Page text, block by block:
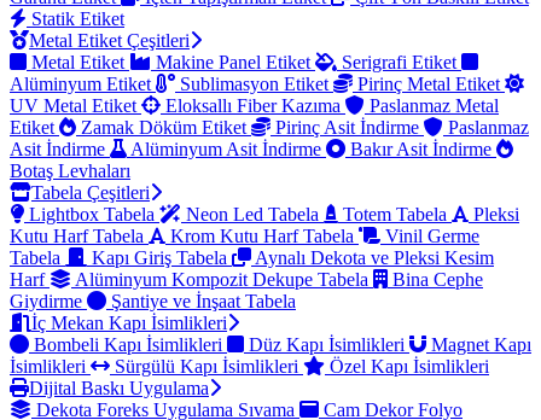
Statik Etiket
Metal Etiket Çeşitleri
Metal Etiket
Makine Panel Etiket
Serigrafi Etiket
Alüminyum Etiket
Sublimasyon Etiket
Pirinç Metal Etiket
UV Metal Etiket
Eloksallı Fiber Kazıma
Paslanmaz Metal
Etiket
Zamak Döküm Etiket Pirinç Asit İndirme
Paslanmaz
Asit İndirme
Alüminyum Asit İndirme
Bakır Asit İndirme
Botaş Levhaları
Tabela Çeşitleri
Lightbox Tabela
Neon Led Tabela Totem Tabela
Pleksi
Kutu Harf Tabela
Krom Kutu Harf Tabela
Vinil Germe
Tabela
Kapı Giriş Tabela
Aynalı Dekota ve Pleksi Kesim
Harf
Alüminyum Kompozit Dekupe Tabela
Bina Cephe
Giydirme
Şantiye ve İnşaat Tabela
İç Mekan Kapı İsimlikleri
Bombeli Kapı İsimlikleri
Düz Kapı İsimlikleri
Magnet Kapı
İsimlikleri
Sürgülü Kapı İsimlikleri
Özel Kapı İsimlikleri
Dijital Baskı Uygulama
Dekota Foreks Uygulama Sıvama
Cam Dekor Folyo